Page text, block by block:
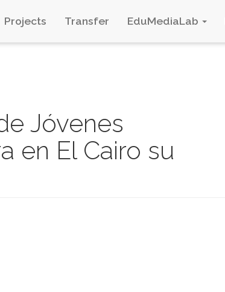
Projects Transfer EduMediaLab
Jóvenes
en El Cairo su